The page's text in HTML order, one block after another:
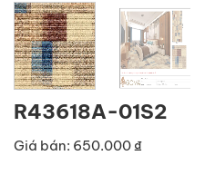
R43618A-01S2
Giá bán: 650.000 ₫